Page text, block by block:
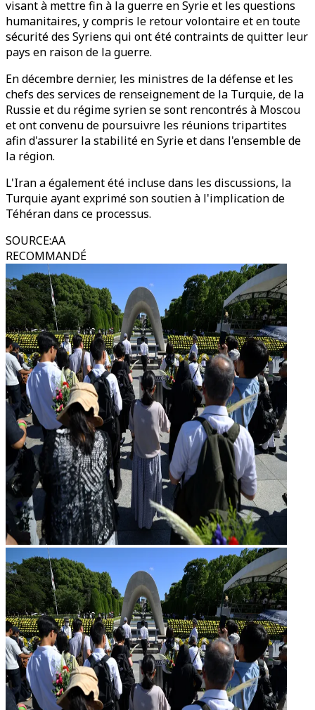
visant à mettre fin à la guerre en Syrie et les questions
humanitaires, y compris le retour volontaire et en toute
sécurité des Syriens qui ont été contraints de quitter leur
pays en raison de la guerre.
En décembre dernier, les ministres de la défense et les
chefs des services de renseignement de la Turquie, de la
Russie et du régime syrien se sont rencontrés à Moscou
et ont convenu de poursuivre les réunions tripartites
afin d'assurer la stabilité en Syrie et dans l'ensemble de
la région.
L'Iran a également été incluse dans les discussions, la
Turquie ayant exprimé son soutien à l'implication de
Téhéran dans ce processus.
SOURCE:AA
RECOMMANDÉ